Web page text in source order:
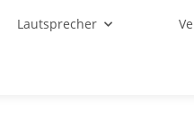
Lautsprecher